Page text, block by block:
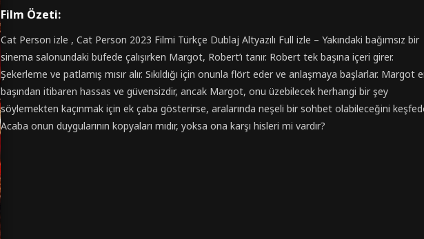
Film Özeti:
Cat Person izle , Cat Person 2023 Filmi Türkçe Dublaj Altyazılı Full izle – Yakındaki bağımsız bir
sinema salonundaki büfede çalışırken Margot, Robert’ı tanır. Robert tek başına içeri girer.
Şekerleme ve patlamış mısır alır. Sıkıldığı için onunla flört eder ve anlaşmaya başlarlar. Margot
başından itibaren hassas ve güvensizdir, ancak Margot, onu üzebilecek herhangi bir şey
söylemekten kaçınmak için ek çaba gösterirse, aralarında neşeli bir sohbet olabileceğini
Acaba onun duygularının kopyaları mıdır, yoksa ona karşı hisleri mi vardır?